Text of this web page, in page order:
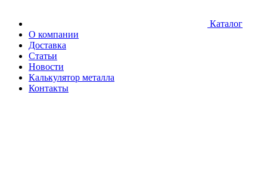
Каталог
О компании
Доставка
Статьи
Новости
Калькулятор металла
Контакты